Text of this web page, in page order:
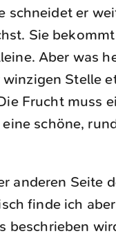
schneidet er
Sie
Aber was
Stelle
Frucht muss
schöne,
anderen Seite
finde ich
beschrieben